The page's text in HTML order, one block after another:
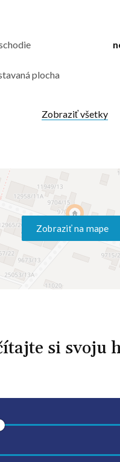
plocha
Zobraziť všetky
Zobraziť na mape
si svoju